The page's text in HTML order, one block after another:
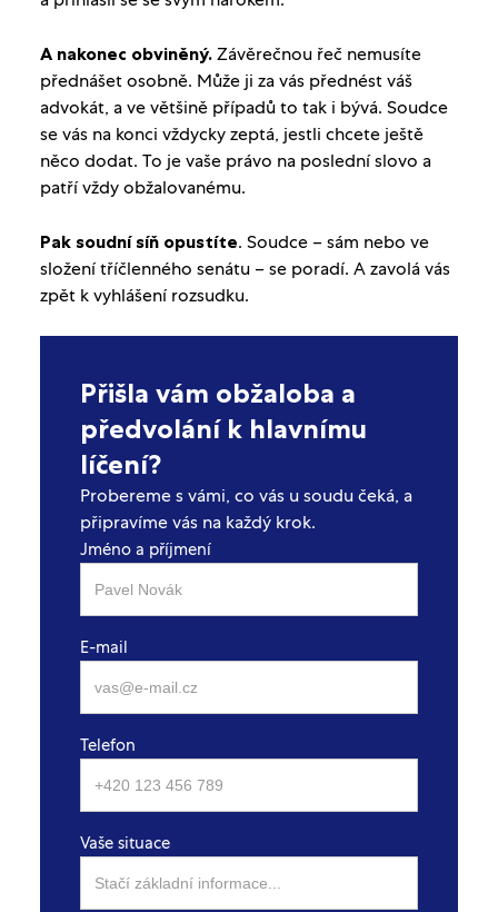
A nakonec obviněný.Závěrečnou řeč nemusíte
přednášet osobně. Může ji za vás přednést váš
advokát, a ve většině případů to tak i bývá. Soudce
se vás na konci vždycky zeptá, jestli chcete ještě
něco dodat. To je vaše právo na poslední slovo a
patří vždy obžalovanému.
Pak soudní síň opustíte. Soudce – sám nebo ve
složení tříčlenného senátu – se poradí. A zavolá vás
zpět k vyhlášení rozsudku.
Přišla vám obžaloba a
předvolání k hlavnímu
líčení?
Probereme s vámi, co vás u soudu čeká, a
připravíme vás na každý krok.
Jméno a příjmení
E-mail
Telefon
Vaše situace